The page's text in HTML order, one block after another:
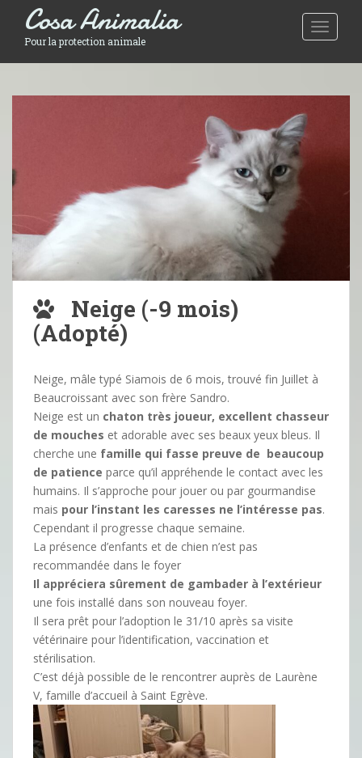
Toggle
Cosa Animalia
Pour la protection animale
Neige (-9 mois)
(Adopté)
Neige, mâle typé Siamois de 6 mois, trouvé fin Juillet à
Beaucroissant avec son frère Sandro.
Neige est un chaton très joueur, excellent chasseur
de mouches et adorable avec ses beaux yeux bleus. Il
cherche une famille qui fasse preuve de beaucoup
de patience parce qu’il appréhende le contact avec les
humains. Il s’approche pour jouer ou par gourmandise
mais pour l’instant les caresses ne l’intéresse pas.
Cependant il progresse chaque semaine.
La présence d’enfants et de chien n’est pas
recommandée dans le foyer
Il appréciera sûrement de gambader à l’extérieur
une fois installé dans son nouveau foyer.
Il sera prêt pour l’adoption le 31/10 après sa visite
vétérinaire pour l’identification, vaccination et
stérilisation.
C’est déjà possible de le rencontrer auprès de Laurène
V, famille d’accueil à Saint Egrève.